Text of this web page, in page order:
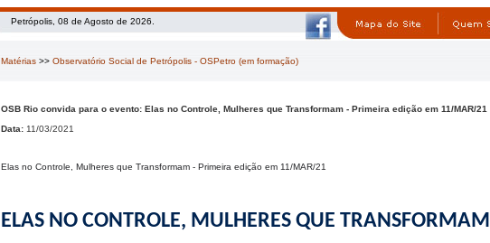
Petrópolis, 08 de Agosto de 2026.
Matérias >> Observatório Social de Petrópolis - OSPetro (em formação)
OSB Rio convida para o evento: Elas no Controle, Mulheres que Transformam - Primeira edição em 11/MAR/21
Data: 11/03/2021
Elas no Controle, Mulheres que Transformam - Primeira edição em 11/MAR/21
ELAS NO CONTROLE, MULHERES QUE TRANSFORMAM